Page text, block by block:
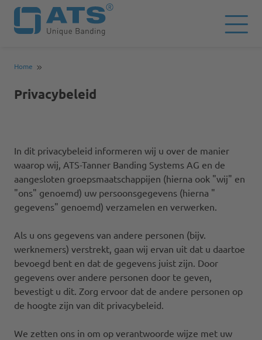
Home
Privacybeleid
In dit privacybeleid informeren wij u over de manier
waarop wij, ATS-Tanner Banding Systems AG en de
aangesloten groepsmaatschappijen (hierna ook "wij" en
"ons" genoemd) uw persoonsgegevens (hierna "
gegevens" genoemd) verzamelen en verwerken.
Als u ons gegevens van andere personen (bijv.
werknemers) verstrekt, gaan wij ervan uit dat u daartoe
bevoegd bent en dat de gegevens juist zijn. Door
gegevens over andere personen door te geven,
bevestigt u dit. Zorg ervoor dat de andere personen op
de hoogte zijn van dit privacybeleid.
We zetten ons in om op verantwoorde wijze met uw